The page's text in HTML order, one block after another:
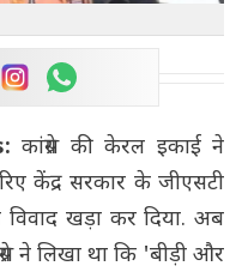
कांग्रेस की केरल इकाई ने
केंद्र सरकार के जीएसटी
विवाद खड़ा कर दिया. अब
ने लिखा था कि 'बीड़ी और